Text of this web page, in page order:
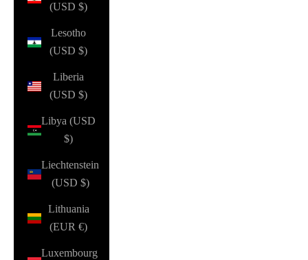
(USD $)
Lesotho
(USD $)
Liberia
(USD $)
Libya (USD
$)
Liechtenstein
(USD $)
Lithuania
(EUR €)
Luxembourg